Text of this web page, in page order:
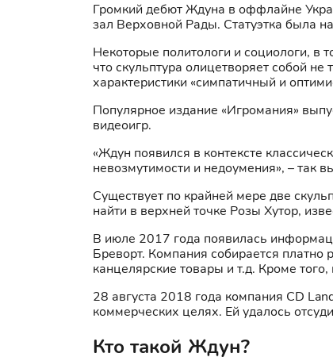
Громкий дебют Ждуна в оффлайне
зал Верховной Рады. Статуэтка была
Некоторые политологи и социологи,
что скульптура олицетворяет собой
характеристики «симпатичный и
Популярное издание «Игромания»
видеоигр.
«Ждун появился в контексте
невозмутимости и недоумения», – так
Существует по крайней мере две
найти в верхней точке Розы Хутор,
В июле 2017 года появилась
Бреворт. Компания собирается
канцелярские товары и т.д. Кроме
28 августа 2018 года компания CD
коммерческих целях. Ей удалось
Кто такой Ждун?